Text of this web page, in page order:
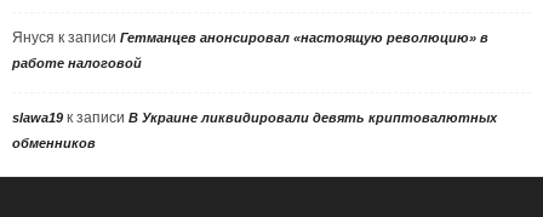
Януся к записи Гетманцев анонсировал «настоящую революцию» в
работе налоговой
slawa19 к записи В Украине ликвидировали девять криптовалютных
обменников